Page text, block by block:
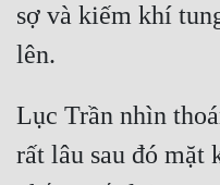
sợ và kiếm khí
Lục Trần nhìn
rất lâu sau đó mặt